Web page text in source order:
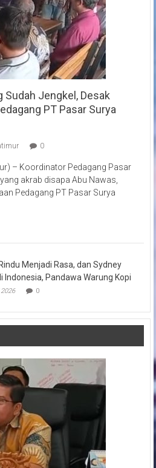
Sudah Jengkel, Desak
PT Pasar Surya
0
– Koordinator Pedagang Pasar
akrab disapa Abu Nawas,
Pedagang PT Pasar Surya
Menjadi Rasa, dan Sydney
Indonesia, Pandawa Warung Kopi
0